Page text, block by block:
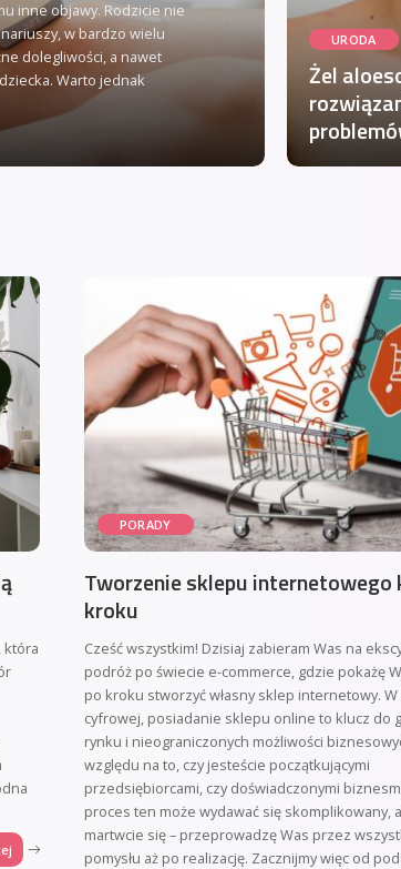
inne objawy. Rodzicie nie
w bardzo wielu
dolegliwości, a nawet
Warto jednak
URODA
Żel
która
PORADY
Tworzenie sklepu internetowego
kroku
Cześć wszystkim! Dzisiaj zabieram Was na
podróż po świecie e-commerce, gdzie pokażę
po kroku stworzyć własny sklep internetowy.
cyfrowej, posiadanie sklepu online to klucz do
rynku i nieograniczonych możliwości
względu na to, czy jesteście początkującymi
przedsiębiorcami, czy doświadczonymi
proces ten może wydawać się skomplikowany,
martwcie się – przeprowadzę Was przez
pomysłu aż po realizację. Zacznijmy więc od